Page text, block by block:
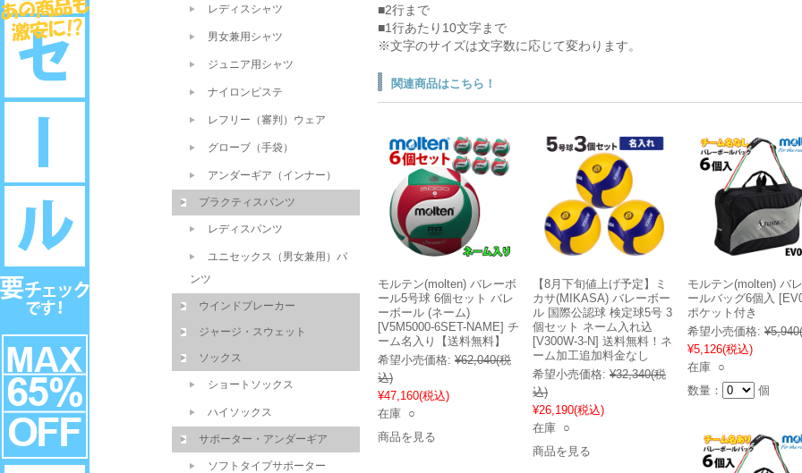
■2行まで
■1行あたり10文字まで
※文字のサイズは文字数に応じて変わります。
関連商品はこちら！
モルテン(molten) バレーボ
ール5号球 6個セット バレ
ーボール (ネーム)
[V5M5000-6SET-NAME] チ
ーム名入り【送料無料】
希望小売価格: ¥62,040(税
込)
¥47,160(税込)
在庫 ○
商品を見る
【8月下旬値上げ予定】ミ
カサ(MIKASA) バレーボー
ル 国際公認球 検定球5号 3
個セット ネーム入れ込
[V300W-3-N] 送料無料！ネ
ーム加工追加料金なし
希望小売価格: ¥32,340(税
込)
¥26,190(税込)
在庫 ○
商品を見る
モルテン(molten) バ
ールバッグ6個入
ポケット付き
希望小売価格: ¥5,940
¥5,126(税込)
在庫 ○
数量：
個
レディスシャツ
男女兼用シャツ
ジュニア用シャツ
ナイロンピステ
レフリー（審判）ウェア
グローブ（手袋）
アンダーギア（インナー）
プラクティスパンツ
レディスパンツ
ユニセックス（男女兼用）パ
ンツ
ウインドブレーカー
ジャージ・スウェット
ソックス
ショートソックス
ハイソックス
サポーター・アンダーギア
ソフトタイプサポーター